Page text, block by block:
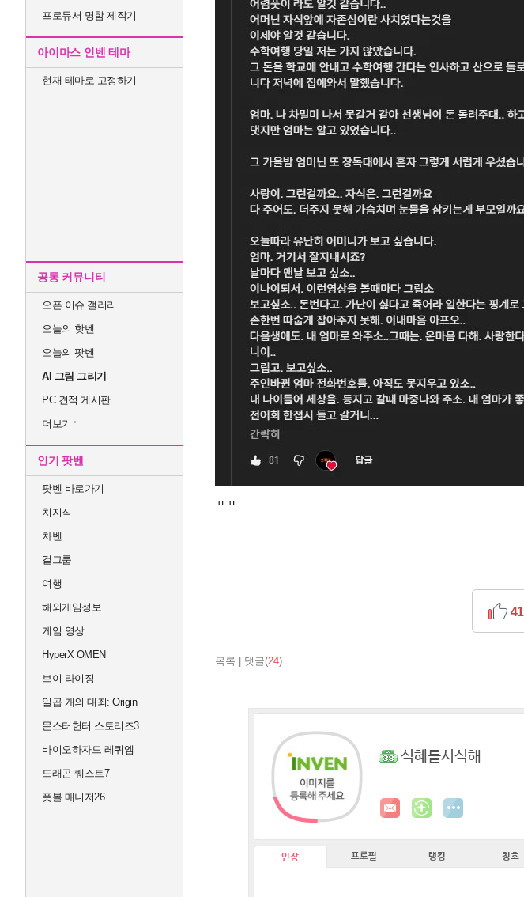
프로듀서 명함 제작기
아이마스 인벤 테마
현재 테마로 고정하기
공통 커뮤니티
오픈 이슈 갤러리
오늘의 핫벤
오늘의 팟벤
AI 그림 그리기
PC 견적 게시판
더보기
인기 팟벤
팟벤 바로가기
치지직
차벤
걸그룹
여행
해외게임정보
게임 영상
HyperX OMEN
브이 라이징
일곱 개의 대죄: Origin
몬스터헌터 스토리즈3
바이오하자드 레퀴엠
드래곤 퀘스트7
풋볼 매니저26
ㅠㅠ
목록 댓글(24)
41
식혜를시식해
인장 프로필 랭킹 칭호